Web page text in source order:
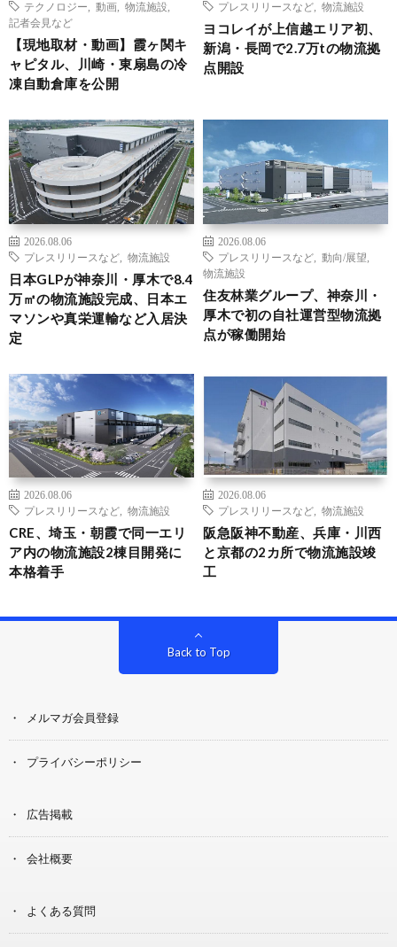
テクノロジー
動画 物流施設
記者会見など
【現地取材・動画】霞ヶ関キ
ャピタル、川崎・東扇島の冷
凍自動倉庫を公開
プレスリリースなど
物流施設
ヨコレイが上信越エリア初、
新潟・長岡で2.7万tの物流拠
点開設
2026.08.06
プレスリリースなど
物流施設
日本GLPが神奈川・厚木で8.4
万㎡の物流施設完成、日本エ
マソンや真栄運輸など入居決
定
2026.08.06
プレスリリースなど
動向/展望
物流施設
住友林業グループ、神奈川・
厚木で初の自社運営型物流拠
点が稼働開始
2026.08.06
プレスリリースなど
物流施設
CRE、埼玉・朝霞で同一エリ
ア内の物流施設2棟目開発に
本格着手
2026.08.06
プレスリリースなど
物流施設
阪急阪神不動産、兵庫・川西
と京都の2カ所で物流施設竣
工
Back to Top
メルマガ会員登録
プライバシーポリシー
広告掲載
会社概要
よくある質問